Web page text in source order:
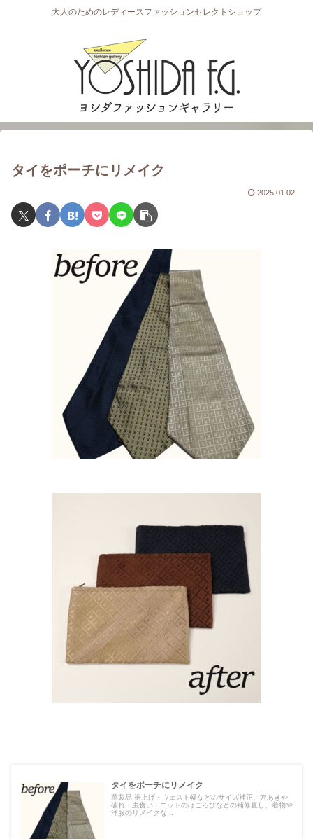
大人のためのレディースファッションセレクトショップ
タイをポーチにリメイク
2025.01.02
タイをポーチにリメイク
革製品,裾上げ・ウェスト幅などのサイズ補正、穴あきや
破れ・虫食い・ニットのほころびなどの補修直し、着物や
洋服のリメイクな...